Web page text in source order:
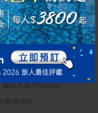
15:30、16:30、17:30
受當日預約及臨時變動。
。
務人員舉牌接待。
牌接待。